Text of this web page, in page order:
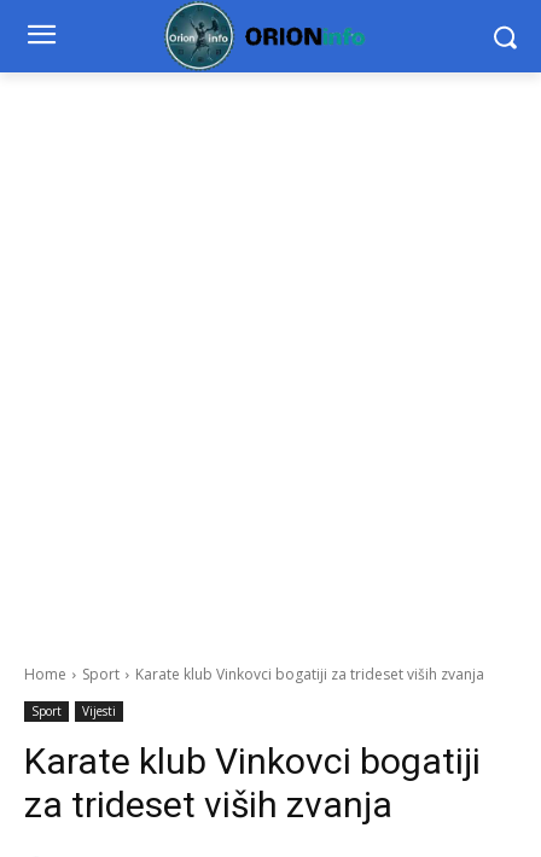
Home Sport Karate klub Vinkovci bogatiji za trideset viših zvanja
Sport Vijesti
Karate klub Vinkovci bogatiji
za trideset viših zvanja